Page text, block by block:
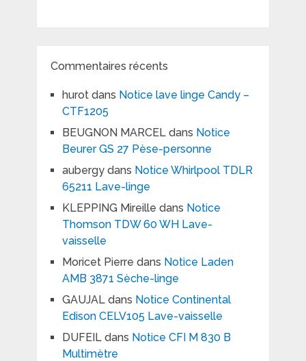
Commentaires récents
hurotdans Notice lave linge Candy –
CTF1205
BEUGNON MARCELdans Notice
Beurer GS 27 Pèse-personne
aubergydans Notice Whirlpool TDLR
65211 Lave-linge
KLEPPING Mireille dans Notice
Thomson TDW 60 WH Lave-
vaisselle
Moricet Pierre dans Notice Laden
AMB 3871 Sèche-linge
GAUJALdans Notice Continental
Edison CELV105 Lave-vaisselle
DUFEILdans Notice CFI M 830 B
Multimètre